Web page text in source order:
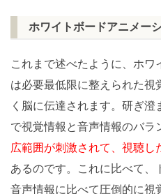
ホワイトボードアニメー
これまで述べたように、ホ
は必要最低限に整えられた視
く脳に伝達されます。研ぎ
で視覚情報と音声情報のバラ
広範囲が刺激されて、視聴し
あるのです。これに比べて、
音声情報に比べて圧倒的に視